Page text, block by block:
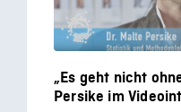
„Es geht nicht
Persike im